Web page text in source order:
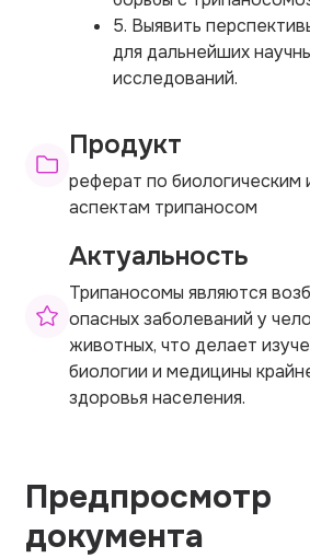
5. Выявить
для дальнейших
исследований.
Продукт
реферат по биологическим
аспектам трипаносом
Актуальность
Трипаносомы являются
опасных заболеваний у
животных, что делает
биологии и медицины
здоровья населения.
Предпросмотр
документа